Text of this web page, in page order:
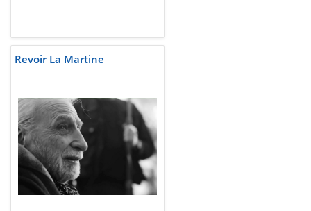
Revoir La Martine